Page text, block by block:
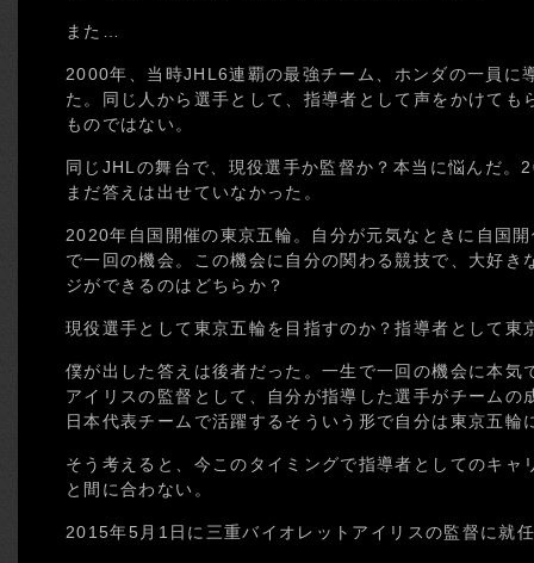
また…
2000年、当時JHL6連覇の最強チーム、ホンダの一員に
た。同じ人から選手として、指導者として声をかけても
ものではない。
同じJHLの舞台で、現役選手か監督か？本当に悩んだ
まだ答えは出せていなかった。
2020年自国開催の東京五輪。自分が元気なときに自国
で一回の機会。この機会に自分の関わる競技で、大好き
ジができるのはどちらか？
現役選手として東京五輪を目指すのか？指導者として東
僕が出した答えは後者だった。一生で一回の機会に本気
アイリスの監督として、自分が指導した選手がチームの
日本代表チームで活躍するそういう形で自分は東京五輪
そう考えると、今このタイミングで指導者としてのキャ
と間に合わない。
2015年5月1日に三重バイオレットアイリスの監督に就